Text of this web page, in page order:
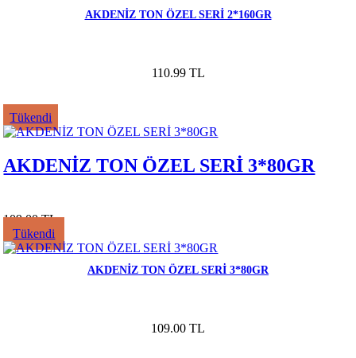
AKDENİZ TON ÖZEL SERİ 2*160GR
110.99 TL
Tükendi
AKDENİZ TON ÖZEL SERİ 3*80GR
109.00 TL
Tükendi
AKDENİZ TON ÖZEL SERİ 3*80GR
109.00 TL